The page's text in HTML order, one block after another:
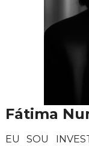
Fátima
EU SOU